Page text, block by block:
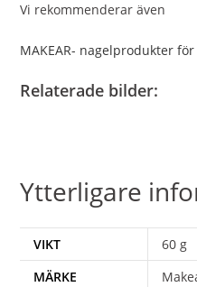
Vi rekommenderar även
MAKEAR- nagelprodukter
Relaterade bilder:
Ytterligare
VIKT
60 g
MÄRKE